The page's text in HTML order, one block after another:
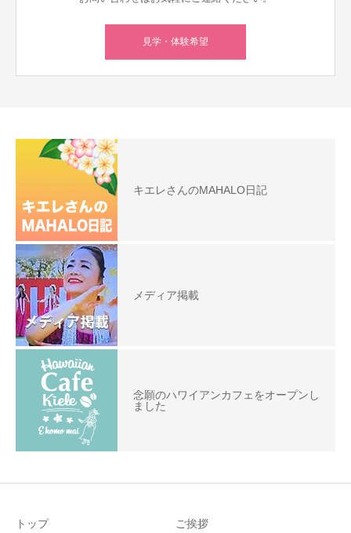
見学・体験希望
キエレさんのMAHALO日記
メディア掲載
念願のハワイアンカフェをオープンし
ました
トップ ご挨拶